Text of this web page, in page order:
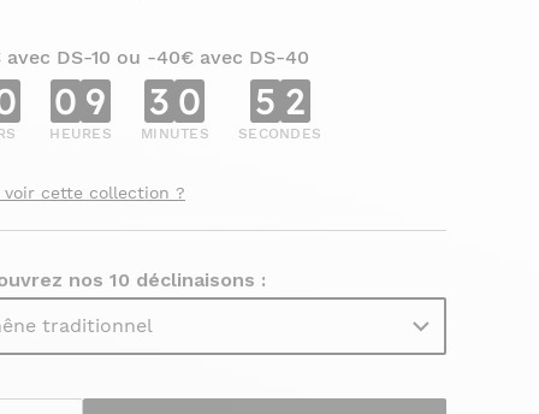
avec DS-10 ou -40€ avec DS-40
0 9
HEURES
3 0
MINUTES
5 1
SECONDES
voir cette collection ?
nos 10 déclinaisons :
traditionnel